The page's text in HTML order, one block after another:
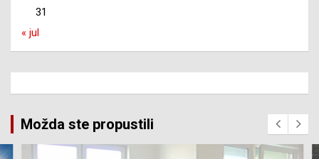
31
« jul
Možda ste propustili